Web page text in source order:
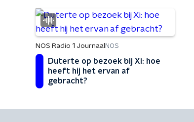
NOS Radio 1 Journaal NOS
Duterte op bezoek bij Xi: hoe
heeft hij het ervan af
gebracht?